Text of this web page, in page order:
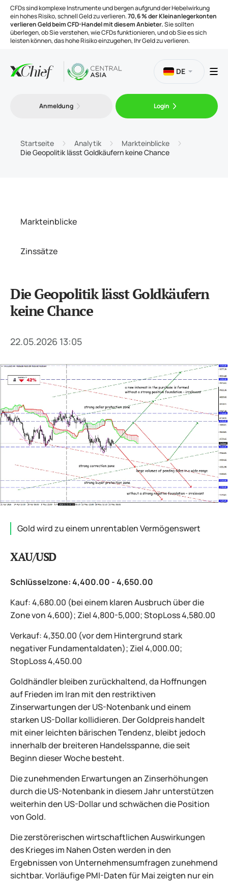
CFDs sind komplexe Instrumente und bergen aufgrund der Hebelwirkung
ein hohes Risiko, schnell Geld zu verlieren.70,6 % der Kleinanlegerkonten
verlieren Geld beim CFD-Handel mit diesem Anbieter.Sie sollten
überlegen, ob Sie verstehen, wie CFDs funktionieren, und ob Sie es sich
leisten können, das hohe Risiko einzugehen, Ihr Geld zu verlieren.
DE
Anmeldung Login
Startseite Analytik
Markteinblicke
Die Geopolitik lässt Goldkäufern keine Chance
Markteinblicke
Zinssätze
Die Geopolitik lässt Goldkäufern
keine Chance
22.05.2026 13:05
Gold wird zu einem unrentablen Vermögenswert
XAU/USD
Schlüsselzone: 4,400.00 - 4,650.00
Kauf: 4,680.00 (bei einem klaren Ausbruch über die
Zone von 4,600); Ziel 4,800-5,000; StopLoss 4,580.00
Verkauf: 4,350.00 (vor dem Hintergrund stark
negativer Fundamentaldaten); Ziel 4,000.00;
StopLoss 4,450.00
Goldhändler bleiben zurückhaltend, da Hoffnungen
auf Frieden im Iran mit den restriktiven
Zinserwartungen der US-Notenbank und einem
starken US-Dollar kollidieren. Der Goldpreis handelt
mit einer leichten bärischen Tendenz, bleibt jedoch
innerhalb der breiteren Handelsspanne, die seit
Beginn dieser Woche besteht.
Die zunehmenden Erwartungen an Zinserhöhungen
durch die US-Notenbank in diesem Jahr unterstützen
weiterhin den US-Dollar und schwächen die Position
von Gold.
Die zerstörerischen wirtschaftlichen Auswirkungen
des Krieges im Nahen Osten werden in den
Ergebnissen von Unternehmensumfragen zunehmend
sichtbar. Vorläufige PMI-Daten für Mai zeigten nur ein